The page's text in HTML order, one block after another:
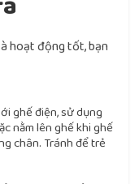
hoạt động tốt, bạn
ghế điện, sử dụng
nằm lên ghế khi ghế
chân. Tránh để trẻ